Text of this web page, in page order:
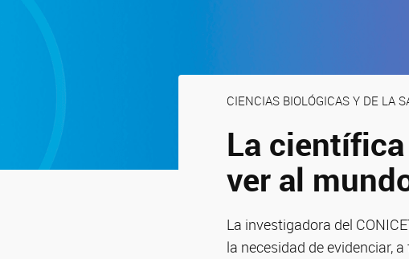
CIENCIAS BIOLÓGICAS Y DE LA
La
ver al
La investigadora del
la necesidad de evidenciar,